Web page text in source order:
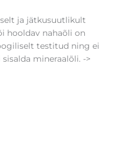
ja jätkusuutlikult
hooldav nahaõli on
testitud ning ei
mineraalõli. ->